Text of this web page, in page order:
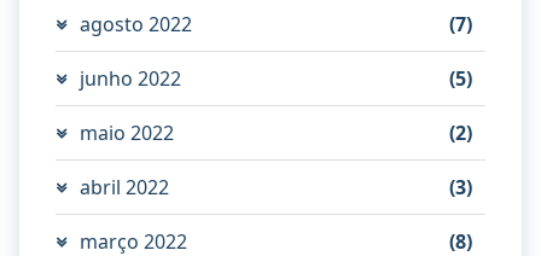
agosto 2022 (7)
junho 2022 (5)
maio 2022 (2)
abril 2022 (3)
março 2022 (8)